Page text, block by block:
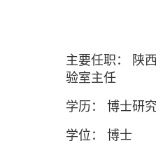
主要任职： 陕
验室主任
学历： 博士研
学位： 博士